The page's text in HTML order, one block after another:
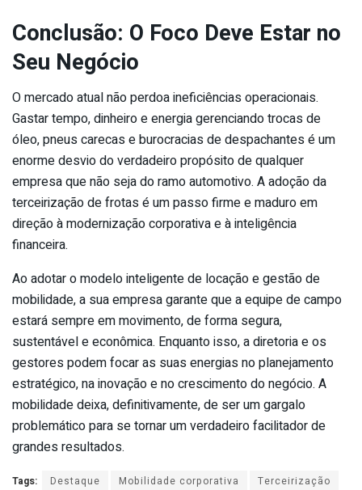
Conclusão: O Foco Deve Estar no
Seu Negócio
O mercado atual não perdoa ineficiências operacionais.
Gastar tempo, dinheiro e energia gerenciando trocas de
óleo, pneus carecas e burocracias de despachantes é um
enorme desvio do verdadeiro propósito de qualquer
empresa que não seja do ramo automotivo. A adoção da
terceirização de frotas é um passo firme e maduro em
direção à modernização corporativa e à inteligência
financeira.
Ao adotar o modelo inteligente de locação e gestão de
mobilidade, a sua empresa garante que a equipe de campo
estará sempre em movimento, de forma segura,
sustentável e econômica. Enquanto isso, a diretoria e os
gestores podem focar as suas energias no planejamento
estratégico, na inovação e no crescimento do negócio. A
mobilidade deixa, definitivamente, de ser um gargalo
problemático para se tornar um verdadeiro facilitador de
grandes resultados.
Tags: Destaque Mobilidade corporativa
Terceirização